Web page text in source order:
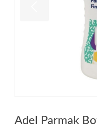
Adel Parmak